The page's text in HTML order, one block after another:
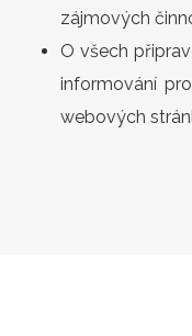
zájmových
O všech
informování
webových